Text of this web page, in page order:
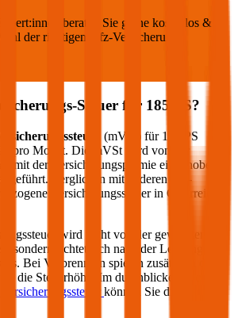
beraten Sie gerne kostenlos &
der richtigen Kfz-Versicherung.
Steuer für 185 PS?
(mVSt) für 185
PS
pro Monat. Die mVSt wird von der
mit der Versicherungsprämie eingehoben
Verglichen mit anderen EU-
Versicherungssteuer in Österreich
wird nicht von der gewählten
sondern richtet sich nach der Leistung (PS
Bei Verbrennern spielen zusätzlich die
die Steuerhöhe. Im durchblicker Rechner
können Sie die Steuer